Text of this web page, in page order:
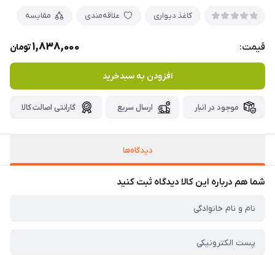
کاغذ دیواری علاقه‌مندی مقایسه
قیمت: 1,838,000تومان
افزودن به سبدخرید
موجود در انبار ارسال سریع گارانتی اصالت کالا
دیدگاه‌ها
شما هم درباره این کالا دیدگاه ثبت کنید